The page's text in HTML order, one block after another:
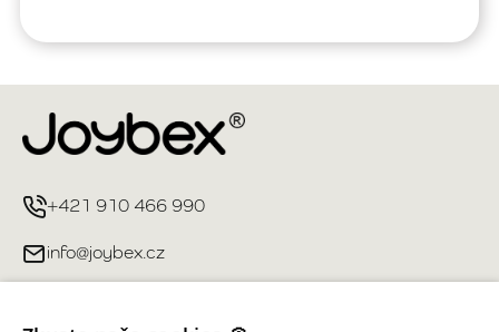
+421 910 466 990
info@joybex.cz